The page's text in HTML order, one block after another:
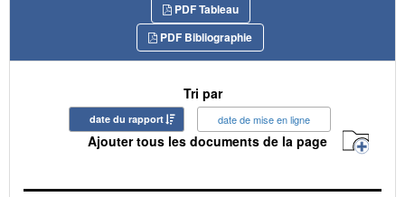
PDF Tableau
PDF Bibliographie
Tri par
date du rapport date de mise en ligne
Ajouter tous les documents de la page